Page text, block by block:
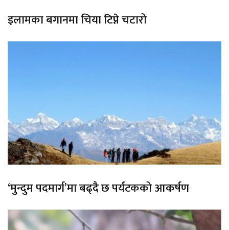
इलामका बगानमा चिया टिप्ने चटारो
‘मुन्दुम पदमार्ग’मा बढ्दै छ पर्यटकको आकर्षण